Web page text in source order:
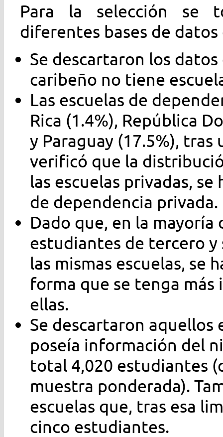
Para la selección se
diferentes bases de datos
Se descartaron los
caribeño no tiene
Las escuelas de
Rica (1.4%), República
y Paraguay (17.5%),
verificó que la
las escuelas privadas,
de dependencia privada.
Dado que, en la mayoría
estudiantes de tercero
las mismas escuelas, se
forma que se tenga
ellas.
Se descartaron aquellos
poseía información del
total 4,020 estudiantes
muestra ponderada).
escuelas que, tras esa
cinco estudiantes.